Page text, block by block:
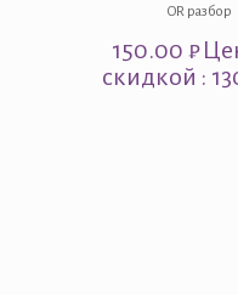
OR разбор
150.00 ₽
скидкой :